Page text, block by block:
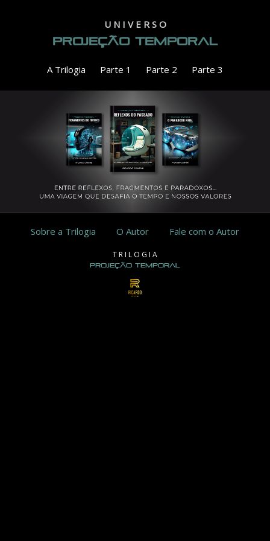
U N I V E R S O
PROJEÇÃO TEMPORAL
A Trilogia Parte 1 Parte 2 Parte 3
Sobre a Trilogia O Autor Fale com o Autor
T R I L O G I A
PROJEÇÃO TEMPORAL